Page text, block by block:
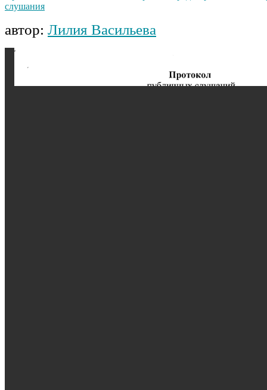
слушания
автор: Лилия Васильева